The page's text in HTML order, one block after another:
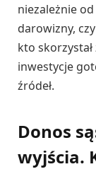
niezależnie
darowizny,
kto skorzystał
inwestycje
źródeł.
Donos
wyjścia.